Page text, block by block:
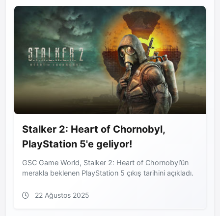
Stalker 2: Heart of Chornobyl,
PlayStation 5'e geliyor!
GSC Game World, Stalker 2: Heart of Chornobyl’ün
merakla beklenen PlayStation 5 çıkış tarihini açıkladı.
22 Ağustos 2025